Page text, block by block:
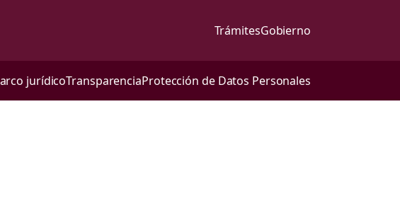
TrámitesGobierno
jurídicoTransparenciaProtección de Datos Personales